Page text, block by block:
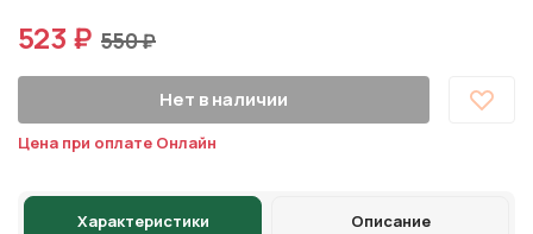
523 ₽ 550 ₽
Нет в наличии
Цена при оплате Онлайн
Характеристики Описание